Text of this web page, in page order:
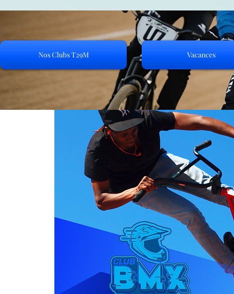
Nos Clubs T29M Vacances